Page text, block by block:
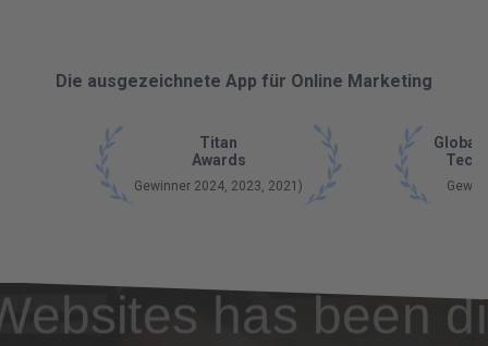
Die ausgezeichnete App für Online Marketing
Titan
Awards
Gewinner 2024, 2023, 2021)
Global
Tech
has been